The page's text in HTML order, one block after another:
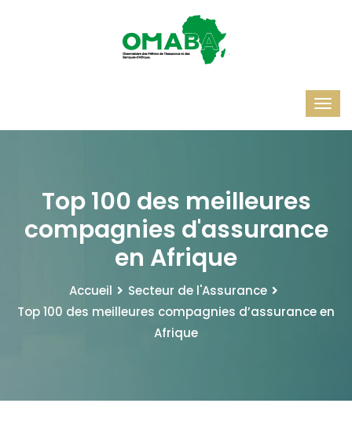
Top 100 des meilleures
compagnies d'assurance
en Afrique
Accueil
Secteur de l'Assurance
Top 100 des meilleures compagnies d’assurance en
Afrique